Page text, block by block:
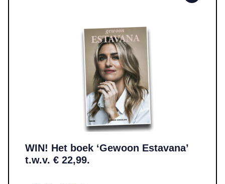
WIN! Het boek ‘Gewoon Estavana’
t.w.v. € 22,99.